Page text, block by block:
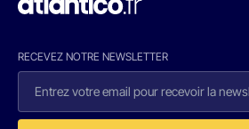
RECEVEZ NOTRE NEWSLETTER